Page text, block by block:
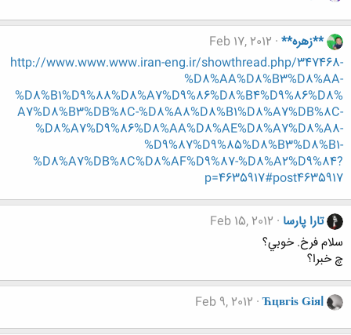
**زهره** Feb 17, 2012
http://www.www.www.iran-eng.ir/showthread.php/347468-
%D8%AA%D8%B3%D8%AA-
%D8%B1%D9%88%D8%A7%D9%86%D8%B4%D9%86%D8%
A7%D8%B3%DB%8C-%D8%A8%D8%B1%D8%A7%DB%8C-
%D8%A7%D9%86%D8%AA%D8%AE%D8%A7%D8%A8-
%D9%87%D9%85%D8%B3%D8%B1-
%D8%A7%DB%8C%D8%AF%D9%87-%D8%A2%D9%84?
p=4635917#post4635917
تارا پارسا Feb 15, 2012
سلام فرخ. خوبي؟
چ خبرا؟
Ћцвгіѕ Ǥіяl
Feb 9, 2012